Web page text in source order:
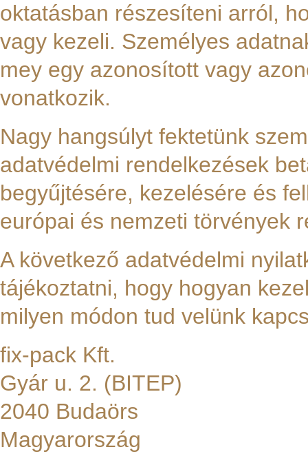
oktatásban részesíteni arról,
vagy kezeli. Személyes
mey egy azonosított vagy
vonatkozik.
Nagy hangsúlyt fektetünk
adatvédelmi rendelkezések
begyűjtésére, kezelésére és
európai és nemzeti törvények
A következő adatvédelmi
tájékoztatni, hogy hogyan
milyen módon tud velünk
fix-pack Kft.
Gyár u. 2. (BITEP)
2040 Budaörs
Magyarország